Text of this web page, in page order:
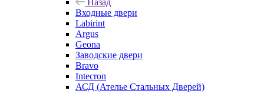
Назад
Входные двери
Labirint
Argus
Geona
Заводские двери
Bravo
Intecron
АСД (Ателье Стальных Дверей)